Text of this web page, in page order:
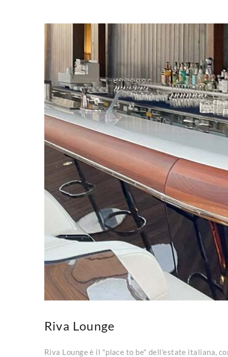
Riva Lounge
Riva Lounge è il "place to be" dell'estate italiana,